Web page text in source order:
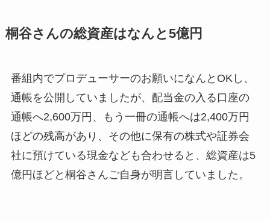
桐谷さんの総資産はなんと5億円
番組内でプロデューサーのお願いになんとOKし、
通帳を公開していましたが、配当金の入る口座の
通帳へ2,600万円、もう一冊の通帳へは2,400万円
ほどの残高があり、その他に保有の株式や証券会
社に預けている現金なども合わせると、総資産は5
億円ほどと桐谷さんご自身が明言していました。